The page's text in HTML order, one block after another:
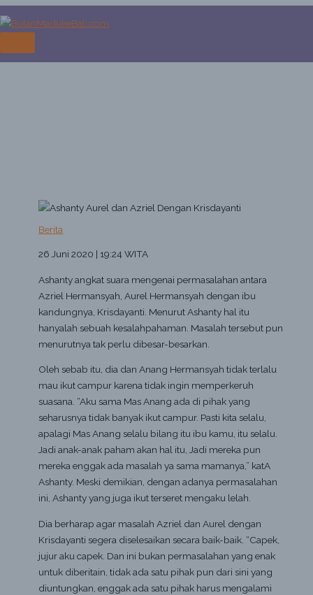
to
Ashanty Sebut Masalah Aurel dan
Azriel Dengan Krisdayanti Hanya
Berita
26 Juni 2020 | 19:24 WITA
Ashanty angkat suara mengenai permasalahan antara
Azriel Hermansyah, Aurel Hermansyah dengan ibu
kandungnya, Krisdayanti. Menurut Ashanty hal itu
hanyalah sebuah kesalahpahaman. Masalah tersebut pun
menurutnya tak perlu dibesar-besarkan.
Oleh sebab itu, dia dan Anang Hermansyah tidak terlalu
mau ikut campur karena tidak ingin memperkeruh
suasana. “Aku sama Mas Anang ada di pihak yang
seharusnya tidak banyak ikut campur. Pasti kita selalu,
apalagi Mas Anang selalu bilang itu ibu kamu, itu selalu.
Jadi anak-anak paham akan hal itu, Jadi mereka pun
mereka enggak ada masalah ya sama mamanya,” katA
Ashanty. Meski demikian, dengan adanya permasalahan
ini, Ashanty yang juga ikut terseret mengaku lelah.
Dia berharap agar masalah Azriel dan Aurel dengan
Krisdayanti segera diselesaikan secara baik-baik. “Capek,
jujur aku capek. Dan ini bukan permasalahan yang enak
untuk diberitain, tidak ada satu pihak pun dari sini yang
diuntungkan, enggak ada satu pihak harus mengalami